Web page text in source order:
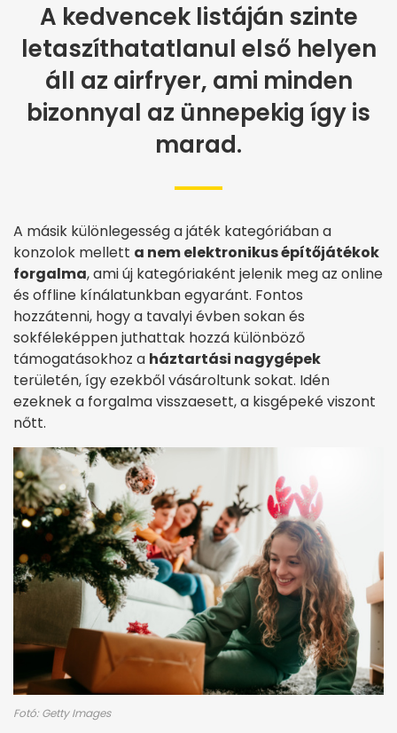
A kedvencek listáján szinte
letaszíthatatlanul első helyen
áll az airfryer, ami minden
bizonnyal az ünnepekig így is
marad.
A másik különlegesség a játék kategóriában a
konzolok mellett a nem elektronikus építőjátékok
forgalma, ami új kategóriaként jelenik meg az online
és offline kínálatunkban egyaránt. Fontos
hozzátenni, hogy a tavalyi évben sokan és
sokféleképpen juthattak hozzá különböző
támogatásokhoz a háztartási nagygépek
területén, így ezekből vásároltunk sokat. Idén
ezeknek a forgalma visszaesett, a kisgépeké viszont
nőtt.
Fotó: Getty Images